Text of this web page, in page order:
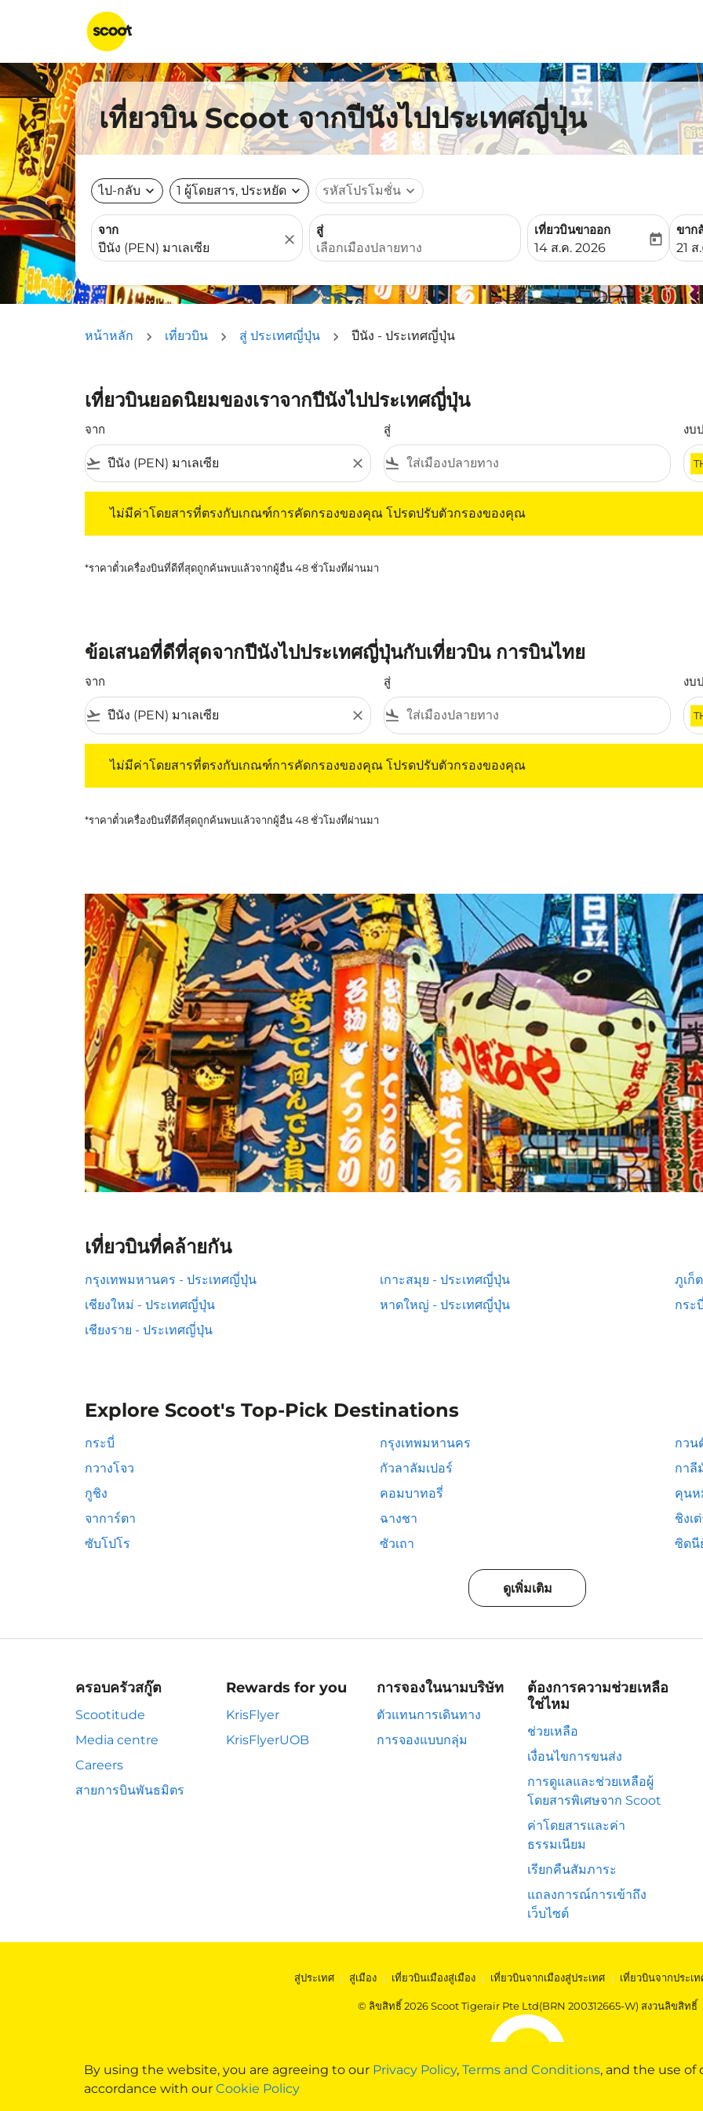
By using the website, you are agreeing to our Privacy Policy, Terms and Conditions, and the use of
accordance with our Cookie Policy
เที่ยวบิน Scoot จากปีนังไปประเทศญี่ปุ่น
ไป-กลับ expand_more 1 ผู้โดยสาร, ประหยัด expand_more รหัสโปรโมชั่น expand_more
จาก
close
สู่
เที่ยวบินขาออก
fc-booking-departure-
14 ส.ค. 2026
today
ขาก
fc-
21
หน้าหลัก เที่ยวบิน สู่ ประเทศญี่ปุ่น ปีนัง - ประเทศญี่ปุ่น
เที่ยวบินยอดนิยมของเราจากปีนังไปประเทศญี่ปุ่น
จาก
flight_takeoff close
สู่
flight_land
งบ
ไม่มีค่าโดยสารที่ตรงกับเกณฑ์การคัดกรองของคุณ โปรดปรับตัวกรองของคุณ
*ราคาตั๋วเครื่องบินที่ดีที่สุดถูกค้นพบแล้วจากผู้อื่น 48 ชั่วโมงที่ผ่านมา
ข้อเสนอที่ดีที่สุดจากปีนังไปประเทศญี่ปุ่นกับเที่ยวบิน การบินไทย
จาก
flight_takeoff close
สู่
flight_land
งบ
ไม่มีค่าโดยสารที่ตรงกับเกณฑ์การคัดกรองของคุณ โปรดปรับตัวกรองของคุณ
*ราคาตั๋วเครื่องบินที่ดีที่สุดถูกค้นพบแล้วจากผู้อื่น 48 ชั่วโมงที่ผ่านมา
เที่ยวบินที่คล้ายกัน
กรุงเทพมหานคร - ประเทศญี่ปุ่น เกาะสมุย - ประเทศญี่ปุ่น
ภูเก็
เชียงใหม่ - ประเทศญี่ปุ่น
หาดใหญ่ - ประเทศญี่ปุ่น
กระ
เชียงราย - ประเทศญี่ปุ่น
Explore Scoot's Top-Pick Destinations
กระบี่ กรุงเทพมหานคร
กวน
กวางโจว
กัวลาลัมเปอร์
กาลี
กูชิง
คอมบาทอรี่
คุนห
จาการ์ตา
ฉางชา
ชิงเ
ซับโปโร
ซัวเถา ซิดนี
ดูเพิ่มเติม
ครอบครัวสกู๊ต
Scootitude
Media centre
Careers
สายการบินพันธมิตร
Rewards for you
KrisFlyer
KrisFlyerUOB
การจองในนามบริษัท
ตัวแทนการเดินทาง
การจองแบบกลุ่ม
ต้องการความช่วยเหลือ
ใช่ไหม
ช่วยเหลือ
เงื่อนไขการขนส่ง
การดูแลและช่วยเหลือผู้
โดยสารพิเศษจาก Scoot
ค่าโดยสารและค่า
ธรรมเนียม
เรียกคืนสัมภาระ
แถลงการณ์การเข้าถึง
เว็บไซต์
สู่ประเทศ | สู่เมือง | เที่ยวบินเมืองสู่เมือง | เที่ยวบินจากเมืองสู่ประเทศ | เที่ยวบินจากประเท
© ลิขสิทธิ์ 2026 Scoot Tigerair Pte Ltd(BRN 200312665-W) สงวนลิขสิทธิ์